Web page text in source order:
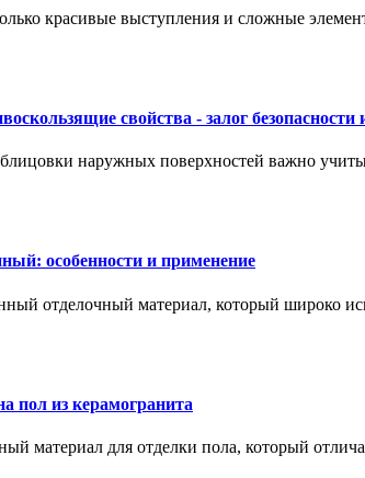
красивые выступления и сложные
свойства - залог безопасности
наружных поверхностей важно
особенности и применение
отделочный материал, который широко
пол из керамогранита
материал для отделки пола, который